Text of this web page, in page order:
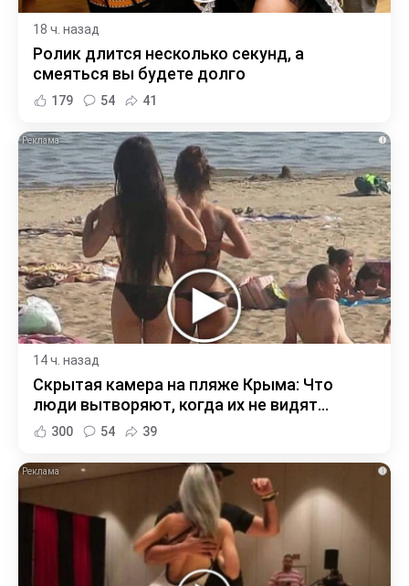
18 ч. назад
Ролик длится несколько секунд, а
смеяться вы будете долго
179 54 41
i
14 ч. назад
Скрытая камера на пляже Крыма: Что
люди вытворяют, когда их не видят...
300 54 39
i